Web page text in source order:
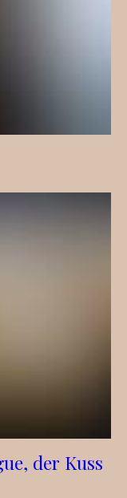
der Kuss